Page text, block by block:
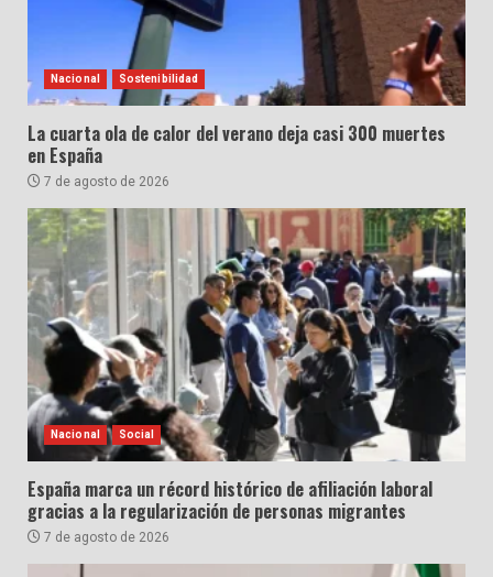
Nacional Sostenibilidad
La cuarta ola de calor del verano deja casi 300 muertes
en España
7 de agosto de 2026
Nacional Social
España marca un récord histórico de afiliación laboral
gracias a la regularización de personas migrantes
7 de agosto de 2026